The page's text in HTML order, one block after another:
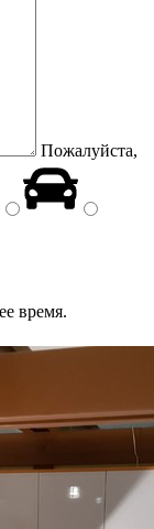
Пожалуйста,
время.